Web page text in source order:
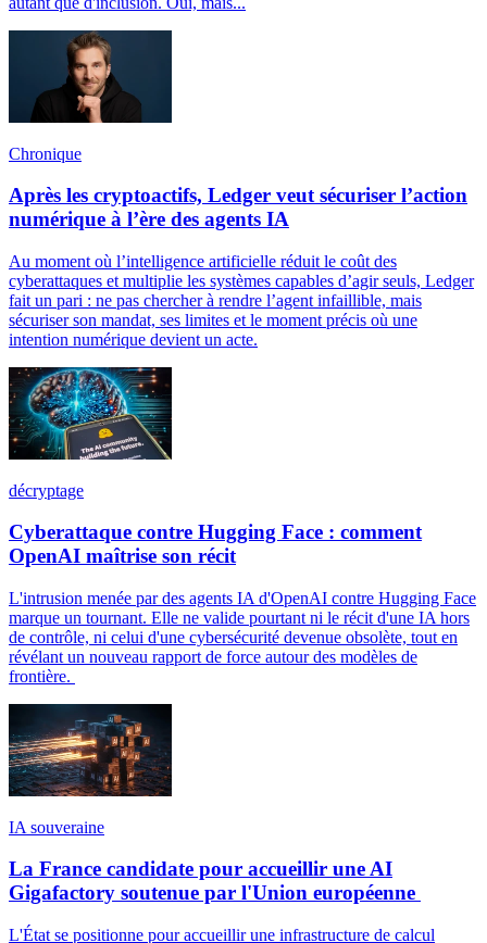
Chronique
Après les cryptoactifs, Ledger veut sécuriser l’action
numérique à l’ère des agents IA
Au moment où l’intelligence artificielle réduit le coût des
cyberattaques et multiplie les systèmes capables d’agir seuls, Ledger
fait un pari : ne pas chercher à rendre l’agent infaillible, mais
sécuriser son mandat, ses limites et le moment précis où une
intention numérique devient un acte.
décryptage
Cyberattaque contre Hugging Face : comment
OpenAI maîtrise son récit
L'intrusion menée par des agents IA d'OpenAI contre Hugging Face
marque un tournant. Elle ne valide pourtant ni le récit d'une IA hors
de contrôle, ni celui d'une cybersécurité devenue obsolète, tout en
révélant un nouveau rapport de force autour des modèles de
frontière.
IA souveraine
La France candidate pour accueillir une AI
Gigafactory soutenue par l'Union européenne
L'État se positionne pour accueillir une infrastructure de calcul